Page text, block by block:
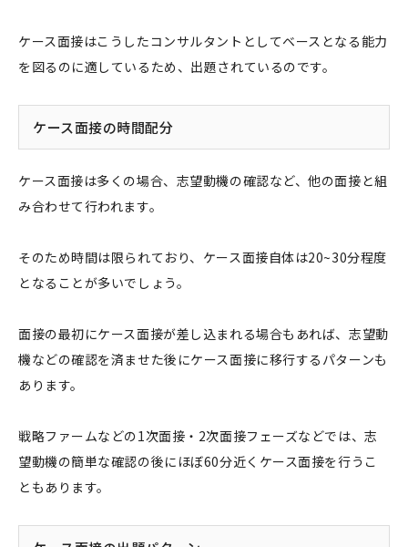
ケース面接はこうしたコンサルタントとしてベースとなる能力
を図るのに適しているため、出題されているのです。
ケース面接の時間配分
ケース面接は多くの場合、志望動機の確認など、他の面接と組
み合わせて行われます。
そのため時間は限られており、ケース面接自体は20~30分程度
となることが多いでしょう。
面接の最初にケース面接が差し込まれる場合もあれば、志望動
機などの確認を済ませた後にケース面接に移行するパターンも
あります。
戦略ファームなどの1次面接・2次面接フェーズなどでは、志
望動機の簡単な確認の後にほぼ60分近くケース面接を行うこ
ともあります。